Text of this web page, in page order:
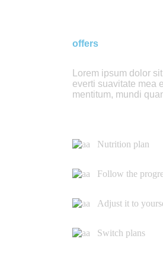
offers
Lorem ipsum dolor
everti suavitate mea
mentitum, mundi
Nutrition plan
Follow the
Adjust it to
Switch plans